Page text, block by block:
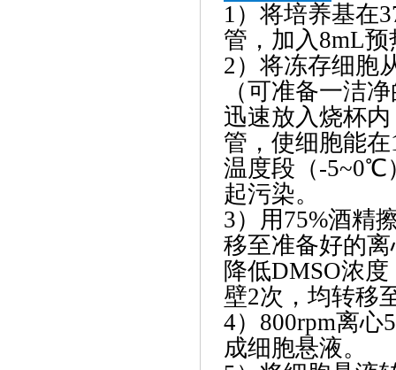
1）将培养基在
管，加入8mL
2）将冻存细胞
（可准备一洁
迅速放入烧杯
管，使细胞能
温度段（-5~0℃
起污染。
3）用75%酒精
移至准备好的
降低DMSO浓
壁2次，均转移
4）800rpm离
成细胞悬液。